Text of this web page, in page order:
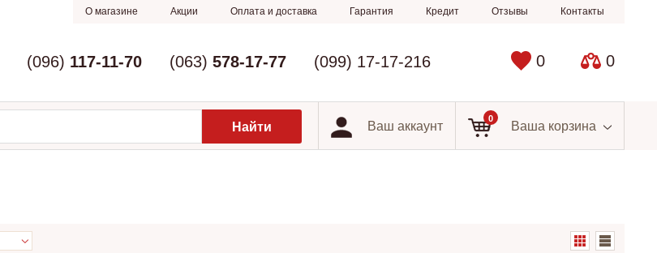
О магазине Акции Оплата и доставка Гарантия Кредит Отзывы Контакты
0 0
(096) 117-11-70 (063) 578-17-77 (099) 17-17-216
Ваш аккаунт
0
Ваша корзина